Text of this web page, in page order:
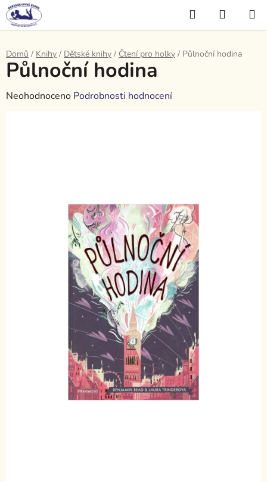
Přejít
na
obsah
Hledat
KOŠÍK
Domů / Knihy / Dětské knihy / Čtení pro holky / Půlnoční hodina
Půlnoční hodina
Průměrné
Neohodnoceno Podrobnosti hodnocení